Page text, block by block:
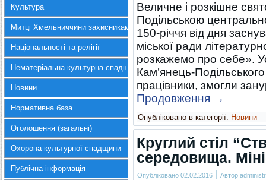
Культура
Митці Хмельниччини захисникам України
Національності та релігії
Нематеріальна культурна спадщина
Новини
Нормативна база
Оголошення (загальні)
Охорона культурної спадщини
Публічна інформація
Величне і розкішне
Подільською
150-річчя від дня
міської ради
розкажемо про себе».
Кам’янець-
працівники, змогли
Продовження →
Опубліковано в категорії: Новини
Круглий стіл
середовища.
Опубліковано 02.02.2016 | Автор